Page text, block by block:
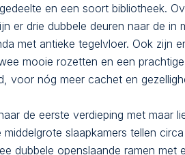
en een soort bibliotheek.
er drie dubbele deuren naar de in
met antieke tegelvloer. Ook zijn
mooie rozetten en een
voor nóg meer cachet en
de eerste verdieping met maar
slaapkamers tellen
dubbele openslaande ramen met